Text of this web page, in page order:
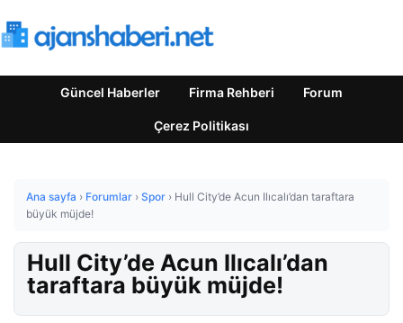
Güncel Haberler Firma Rehberi Forum
Çerez Politikası
Ana sayfa › Forumlar › Spor › Hull City’de Acun Ilıcalı’dan taraftara
büyük müjde!
Hull City’de Acun Ilıcalı’dan
taraftara büyük müjde!